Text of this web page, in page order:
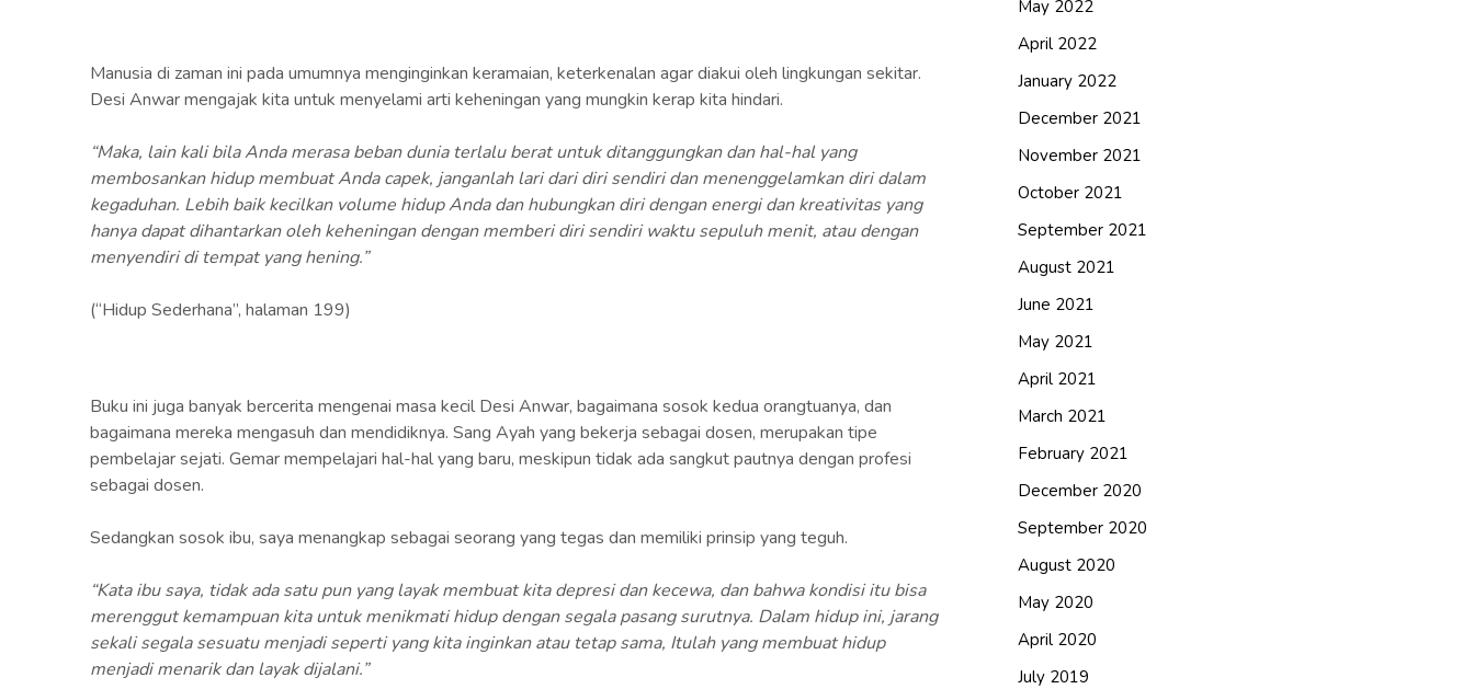
Manusia di zaman ini pada umumnya menginginkan keramaian, keterkenalan agar diakui oleh lingkungan sekitar.
Desi Anwar mengajak kita untuk menyelami arti keheningan yang mungkin kerap kita hindari.
“Maka, lain kali bila Anda merasa beban dunia terlalu berat untuk ditanggungkan dan hal-hal yang
membosankan hidup membuat Anda capek, janganlah lari dari diri sendiri dan menenggelamkan diri dalam
kegaduhan. Lebih baik kecilkan volume hidup Anda dan hubungkan diri dengan energi dan kreativitas yang
hanya dapat dihantarkan oleh keheningan dengan memberi diri sendiri waktu sepuluh menit, atau dengan
menyendiri di tempat yang hening.”
(“Hidup Sederhana”, halaman 199)
Buku ini juga banyak bercerita mengenai masa kecil Desi Anwar, bagaimana sosok kedua orangtuanya, dan
bagaimana mereka mengasuh dan mendidiknya. Sang Ayah yang bekerja sebagai dosen, merupakan tipe
pembelajar sejati. Gemar mempelajari hal-hal yang baru, meskipun tidak ada sangkut pautnya dengan profesi
sebagai dosen.
Sedangkan sosok ibu, saya menangkap sebagai seorang yang tegas dan memiliki prinsip yang teguh.
“Kata ibu saya, tidak ada satu pun yang layak membuat kita depresi dan kecewa, dan bahwa kondisi itu bisa
merenggut kemampuan kita untuk menikmati hidup dengan segala pasang surutnya. Dalam hidup ini, jarang
sekali segala sesuatu menjadi seperti yang kita inginkan atau tetap sama, Itulah yang membuat hidup
menjadi menarik dan layak dijalani.”
May 2022
April 2022
January 2022
December 2021
November 2021
October 2021
September 2021
August 2021
June 2021
May 2021
April 2021
March 2021
February 2021
December 2020
September 2020
August 2020
May 2020
April 2020
July 2019